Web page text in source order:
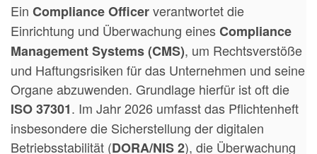
Ein Compliance Officerverantwortet die
Einrichtung und Überwachung einesCompliance
Management Systems (CMS), um Rechtsverstöße
und Haftungsrisiken für das Unternehmen und seine
Organe abzuwenden. Grundlage hierfür ist oft die
ISO 37301. Im Jahr 2026 umfasst das Pflichtenheft
insbesondere die Sicherstellung der digitalen
Betriebsstabilität (DORA/NIS 2), die Überwachung